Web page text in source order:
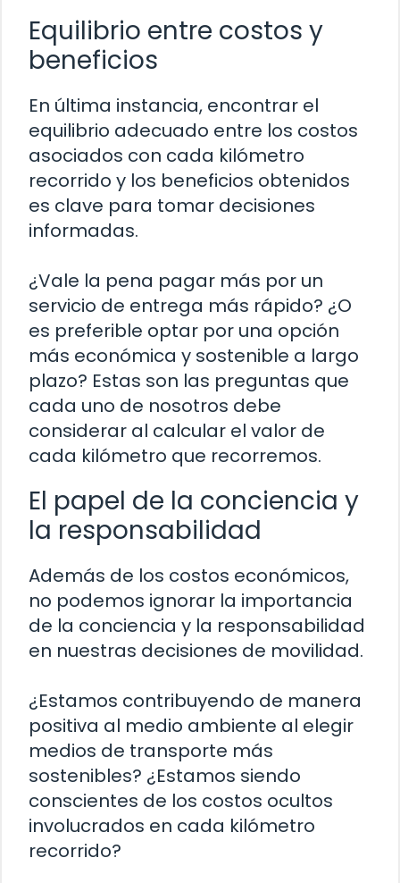
Equilibrio entre costos y
beneficios
En última instancia, encontrar el
equilibrio adecuado entre los costos
asociados con cada kilómetro
recorrido y los beneficios obtenidos
es clave para tomar decisiones
informadas.
¿Vale la pena pagar más por un
servicio de entrega más rápido? ¿O
es preferible optar por una opción
más económica y sostenible a largo
plazo? Estas son las preguntas que
cada uno de nosotros debe
considerar al calcular el valor de
cada kilómetro que recorremos.
El papel de la conciencia y
la responsabilidad
Además de los costos económicos,
no podemos ignorar la importancia
de la conciencia y la responsabilidad
en nuestras decisiones de movilidad.
¿Estamos contribuyendo de manera
positiva al medio ambiente al elegir
medios de transporte más
sostenibles? ¿Estamos siendo
conscientes de los costos ocultos
involucrados en cada kilómetro
recorrido?